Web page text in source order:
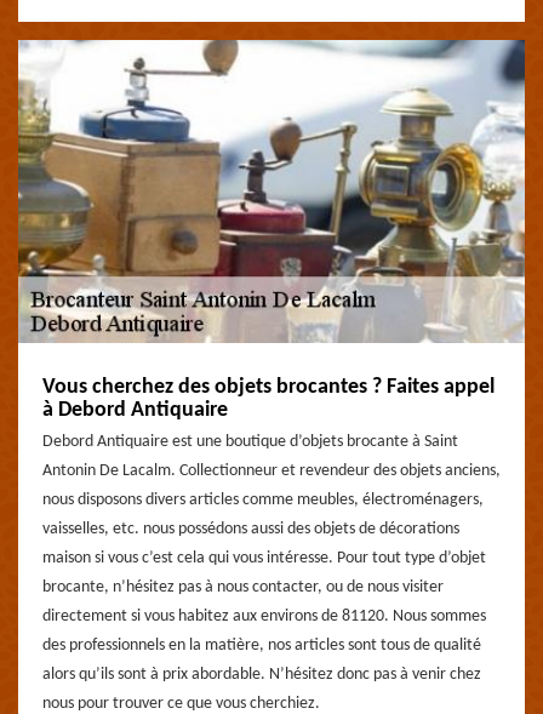
Vous cherchez des objets brocantes ? Faites appel
à Debord Antiquaire
Debord Antiquaire est une boutique d’objets brocante à Saint
Antonin De Lacalm. Collectionneur et revendeur des objets anciens,
nous disposons divers articles comme meubles, électroménagers,
vaisselles, etc. nous possédons aussi des objets de décorations
maison si vous c’est cela qui vous intéresse. Pour tout type d’objet
brocante, n’hésitez pas à nous contacter, ou de nous visiter
directement si vous habitez aux environs de 81120. Nous sommes
des professionnels en la matière, nos articles sont tous de qualité
alors qu’ils sont à prix abordable. N’hésitez donc pas à venir chez
nous pour trouver ce que vous cherchiez.